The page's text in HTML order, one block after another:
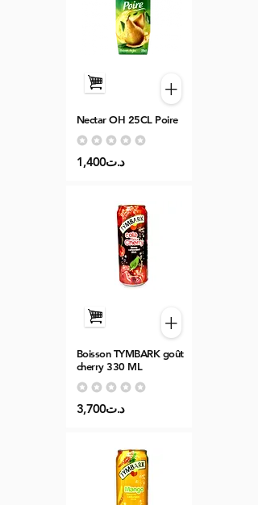
+
Nectar OH 25CL Poire
Aucune note pour le moment
1,400د.ت
+
Boisson TYMBARK goût
cherry 330 ML
Aucune note pour le moment
3,700د.ت